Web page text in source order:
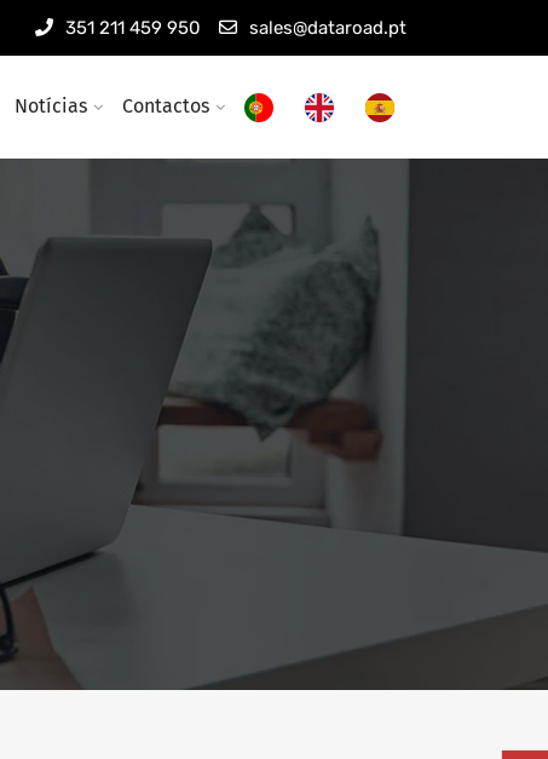
351 211 459 950 sales@dataroad.pt
Notícias Contactos